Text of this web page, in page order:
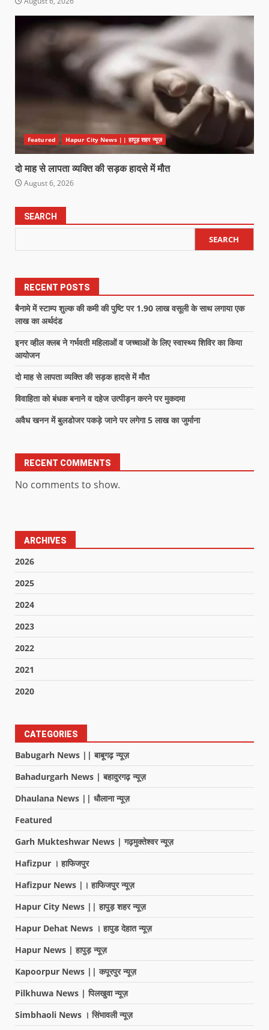
Featured Hapur City News || हापुड़ शहर न्यूज़
दो माह से लापता व्यक्ति की सड़क हादसे में मौत
August 6, 2026
SEARCH
SEARCH
RECENT POSTS
बैनामे में स्टाम्प शुल्क की कमी की पुष्टि पर 1.90 लाख वसूली के साथ लगाया एक
लाख का अर्थदंड
इनर व्हील क्लब ने गर्भवती महिलाओं व जच्चाओं के लिए स्वास्थ्य शिविर का किया
आयोजन
दो माह से लापता व्यक्ति की सड़क हादसे में मौत
विवाहिता को बंधक बनाने व दहेज उत्पीड़न करने पर मुकदमा
अवैध खनन में बुलडोजर पकड़े जाने पर लगेगा 5 लाख का जुर्माना
RECENT COMMENTS
No comments to show.
ARCHIVES
2026
2025
2024
2023
2022
2021
2020
CATEGORIES
Babugarh News || बाबूगढ़ न्यूज़
Bahadurgarh News | बहादुरगढ़ न्यूज़
Dhaulana News || धौलाना न्यूज़
Featured
Garh Mukteshwar News | गढ़मुक्तेश्वर न्यूज़
Hafizpur । हाफिजपुर
Hafizpur News |। हाफिजपुर न्यूज़
Hapur City News || हापुड़ शहर न्यूज़
Hapur Dehat News । हापुड देहात न्यूज़
Hapur News | हापुड़ न्यूज़
Kapoorpur News || कपूरपुर न्यूज़
Pilkhuwa News | पिलखुवा न्यूज़
Simbhaoli News । सिंभावली न्यूज़